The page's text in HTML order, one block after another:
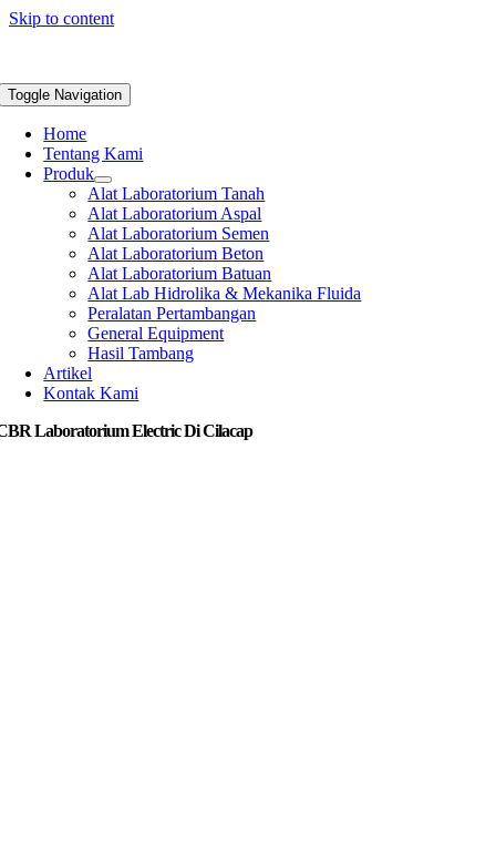
Skip to content
Toggle Navigation
Home
Tentang Kami
Produk
Alat Laboratorium Tanah
Alat Laboratorium Aspal
Alat Laboratorium Semen
Alat Laboratorium Beton
Alat Laboratorium Batuan
Alat Lab Hidrolika & Mekanika Fluida
Peralatan Pertambangan
General Equipment
Hasil Tambang
Artikel
Kontak Kami
Laboratorium Electric Di Cilacap